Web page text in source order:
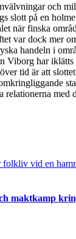
och
slott på en
när finska
var dock mer
handeln i
Viborg har iklätts
tid är att
relationerna med
maktkamp